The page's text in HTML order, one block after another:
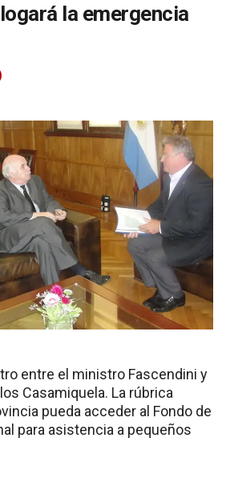
la emergencia
entre el ministro Fascendini y
Casamiquela. La rúbrica
pueda acceder al Fondo de
para asistencia a pequeños